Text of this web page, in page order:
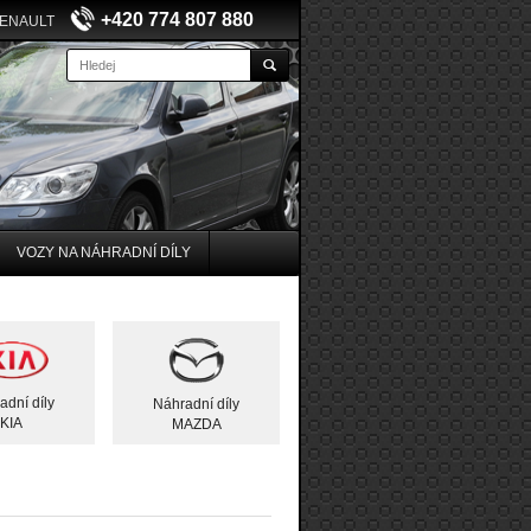
+420 774 807 880
VOZY NA NÁHRADNÍ DÍLY
díly
KIA
Náhradní díly
MAZDA